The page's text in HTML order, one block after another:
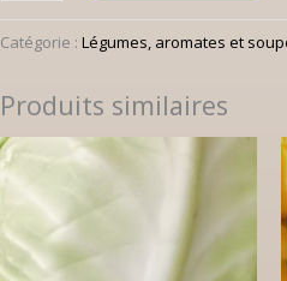
Catégorie : Légumes, aromates et
Produits similaires